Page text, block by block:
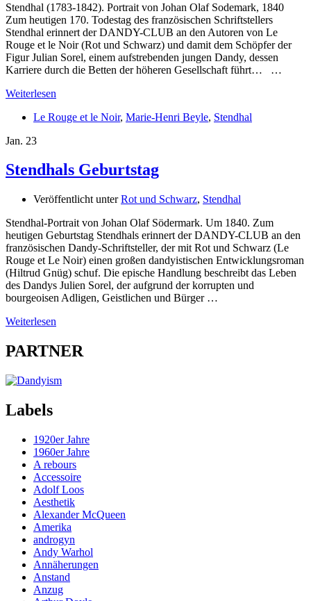
Stendhal (1783-1842). Portrait von Johan Olaf Sodemark, 1840
Zum heutigen 170. Todestag des französischen Schriftstellers
Stendhal erinnert der DANDY-CLUB an den Autoren von Le
Rouge et le Noir (Rot und Schwarz) und damit dem Schöpfer der
Figur Julian Sorel, einem aufstrebenden jungen Dandy, dessen
Karriere durch die Betten der höheren Gesellschaft führt… …
Weiterlesen
Le Rouge et le Noir, Marie-Henri Beyle, Stendhal
Jan. 23
Stendhals Geburtstag
Veröffentlicht unterRot und Schwarz, Stendhal
Stendhal-Portrait von Johan Olaf Södermark. Um 1840. Zum
heutigen Geburtstag Stendhals erinnert der DANDY-CLUB an den
französischen Dandy-Schriftsteller, der mit Rot und Schwarz (Le
Rouge et Le Noir) einen großen dandyistischen Entwicklungsroman
(Hiltrud Gnüg) schuf. Die epische Handlung beschreibt das Leben
des Dandys Julien Sorel, der aufgrund der korrupten und
bourgeoisen Adligen, Geistlichen und Bürger …
Weiterlesen
PARTNER
Labels
1920er Jahre
1960er Jahre
A rebours
Accessoire
Adolf Loos
Aesthetik
Alexander McQueen
Amerika
androgyn
Andy Warhol
Annäherungen
Anstand
Anzug